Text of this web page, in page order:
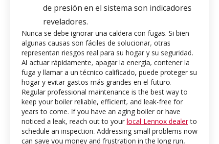
de presión en el sistema son indicadores
reveladores.
Nunca se debe ignorar una caldera con fugas. Si bien
algunas causas son fáciles de solucionar, otras
representan riesgos real para su hogar y su seguridad.
Al actuar rápidamente, apagar la energía, contener la
fuga y llamar a un técnico calificado, puede proteger su
hogar y evitar gastos más grandes en el futuro.
Regular professional maintenance is the best way to
keep your boiler reliable, efficient, and leak-free for
years to come. If you have an aging boiler or have
noticed a leak, reach out to your local Lennox dealerto
schedule an inspection. Addressing small problems now
can save you money and frustration in the long run,